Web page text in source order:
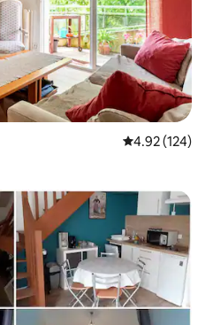
औसत रेटिंग 5 में से
4.92 (124)